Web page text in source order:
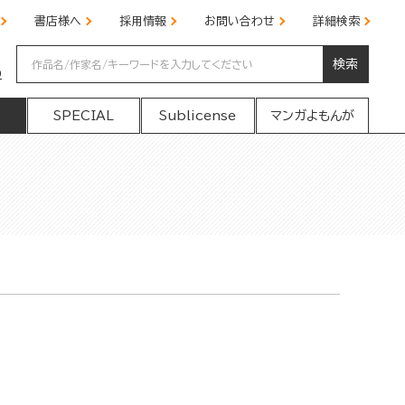
書店様へ 採用情報 お問い合わせ 詳細検索
検索
SPECIAL Sublicense マンガよもんが